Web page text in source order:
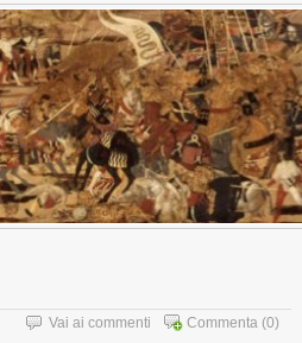
Commenta (0)
Vai ai commenti